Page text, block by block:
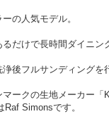
の人気モデル。
だけで長時間ダイニ
後フルサンディング
ークの生地メーカー
Simonsです。